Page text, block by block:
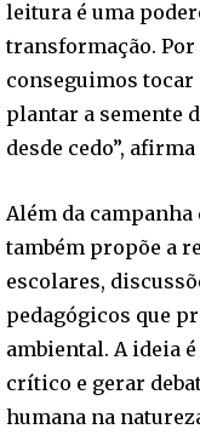
leitura é uma
transformação.
conseguimos tocar
plantar a semente
desde cedo”,
Além da
também propõe a
escolares,
pedagógicos que
ambiental. A ideia
crítico e gerar
humana na